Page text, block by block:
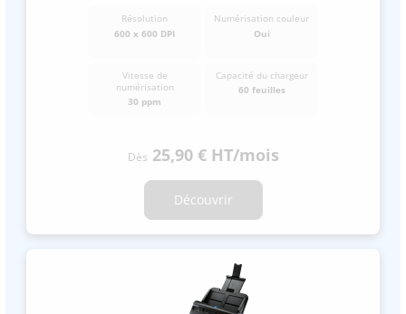
Résolution
600 x 600 DPI
Numérisation couleur
Oui
Vitesse de
numérisation
30 ppm
Capacité du chargeur
60 feuilles
Dès 25,90 € HT/mois
Découvrir